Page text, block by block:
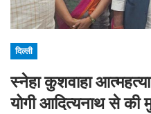
दिल्ली
स्नेहा कुशवाहा
योगी आदित्यनाथ से की